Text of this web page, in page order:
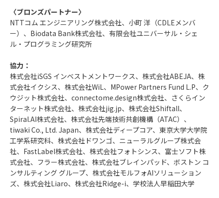
〈ブロンズパートナー〉
NTTコム エンジニアリング株式会社、小町 洋（CDLEメンバ
ー）、Biodata Bank株式会社、有限会社ユニバーサル・シェ
ル・プログラミング研究所
協力：
株式会社iSGS インベストメントワークス、株式会社ABEJA、株
式会社イクシス、株式会社WiL、MPower Partners Fund L.P、ク
ウジット株式会社、connectome.design株式会社、さくらイン
ターネット株式会社、株式会社jig.jp、株式会社Shiftall、
Spiral.AI株式会社、株式会社先端技術共創機構（ATAC）、
tiwaki Co., Ltd. Japan、株式会社ディープコア、東京大学大学院
工学系研究科、株式会社ドワンゴ、ニューラルグループ株式会
社、FastLabel株式会社、株式会社フォトシンス、富士ソフト株
式会社、フラー株式会社、株式会社ブレインパッド、ボストン コ
ンサルティング グループ、株式会社モルフォAIソリューション
ズ、株式会社Liaro、株式会社Ridge-i、学校法人早稲田大学